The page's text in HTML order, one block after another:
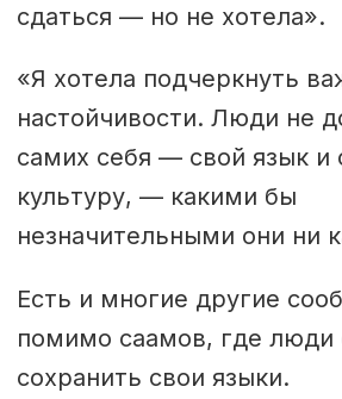
сдаться — но не хотела».
«Я хотела подчеркнуть
настойчивости. Люди не
самих себя — свой язык и
культуру, — какими бы
незначительными они ни
Есть и многие другие
помимо саамов, где люди
сохранить свои языки.